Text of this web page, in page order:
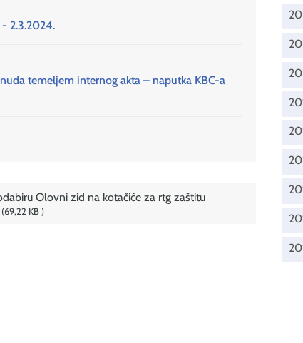
- 2.3.2024.
temeljem internog akta – naputka KBC-a
Olovni zid na kotačiće za rtg zaštitu
69,22 KB